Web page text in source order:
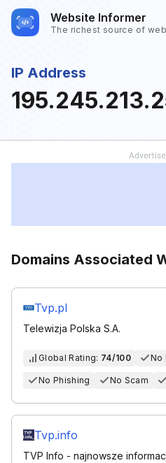
Website Informer
The richest source of
IP Address
Domains Associated
Tvp.pl
Telewizja Polska S.A.
Global Rating: 74/100 No
No Phishing No Scam
Tvp.info
TVP Info - najnowsze